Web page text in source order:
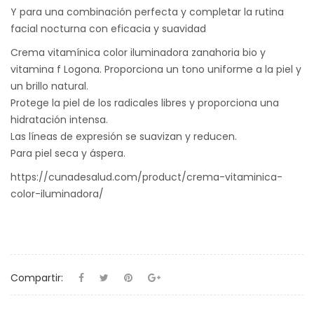
Y para una combinación perfecta y completar la rutina
facial nocturna con eficacia y suavidad
Crema vitamínica color iluminadora zanahoria bio y
vitamina f Logona. Proporciona un tono uniforme a la piel y
un brillo natural.
Protege la piel de los radicales libres y proporciona una
hidratación intensa.
Las líneas de expresión se suavizan y reducen.
Para piel seca y áspera.
https://cunadesalud.com/product/crema-vitaminica-
color-iluminadora/
Compartir: